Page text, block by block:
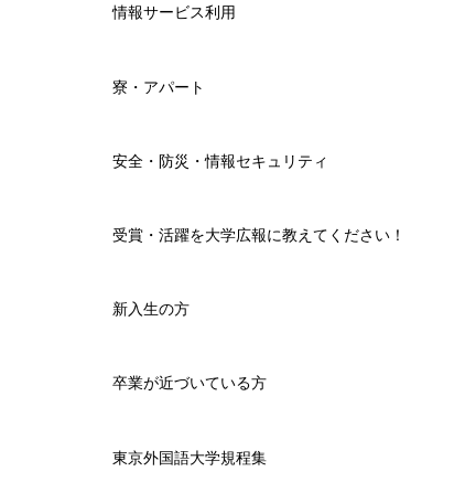
情報サービス利用
寮・アパート
安全・防災・情報セキュリティ
受賞・活躍を大学広報に教えてください！
新入生の方
卒業が近づいている方
東京外国語大学規程集